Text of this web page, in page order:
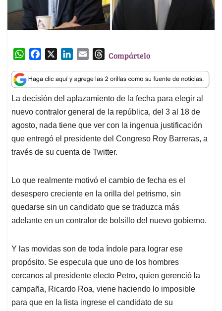
W
a
t
s
A
p
p
c
e
b
o
o
k
n
k
e
d
I
n
a
i
l
T
r
e
a
d
s
Compártelo
La decisión del aplazamiento de la fecha para elegir al
nuevo contralor general de la república, del 3 al 18 de
agosto, nada tiene que ver con la ingenua justificación
que entregó el presidente del Congreso Roy Barreras, a
través de su cuenta de Twitter.
Lo que realmente motivó el cambio de fecha es el
desespero creciente en la orilla del petrismo, sin
quedarse sin un candidato que se traduzca más
adelante en un contralor de bolsillo del nuevo gobierno.
Y las movidas son de toda índole para lograr ese
propósito. Se especula que uno de los hombres
cercanos al presidente electo Petro, quien gerenció la
campaña, Ricardo Roa, viene haciendo lo imposible
para que en la lista ingrese el candidato de su